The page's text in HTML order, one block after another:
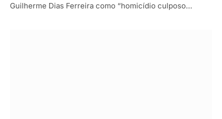
Guilherme Dias Ferreira como “homicídio culposo…